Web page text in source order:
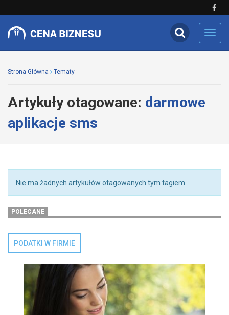
Strona Główna Tematy
Artykuły otagowane: darmowe
aplikacje sms
Nie ma żadnych artykułów otagowanych tym tagiem.
POLECANE
PODATKI W FIRMIE